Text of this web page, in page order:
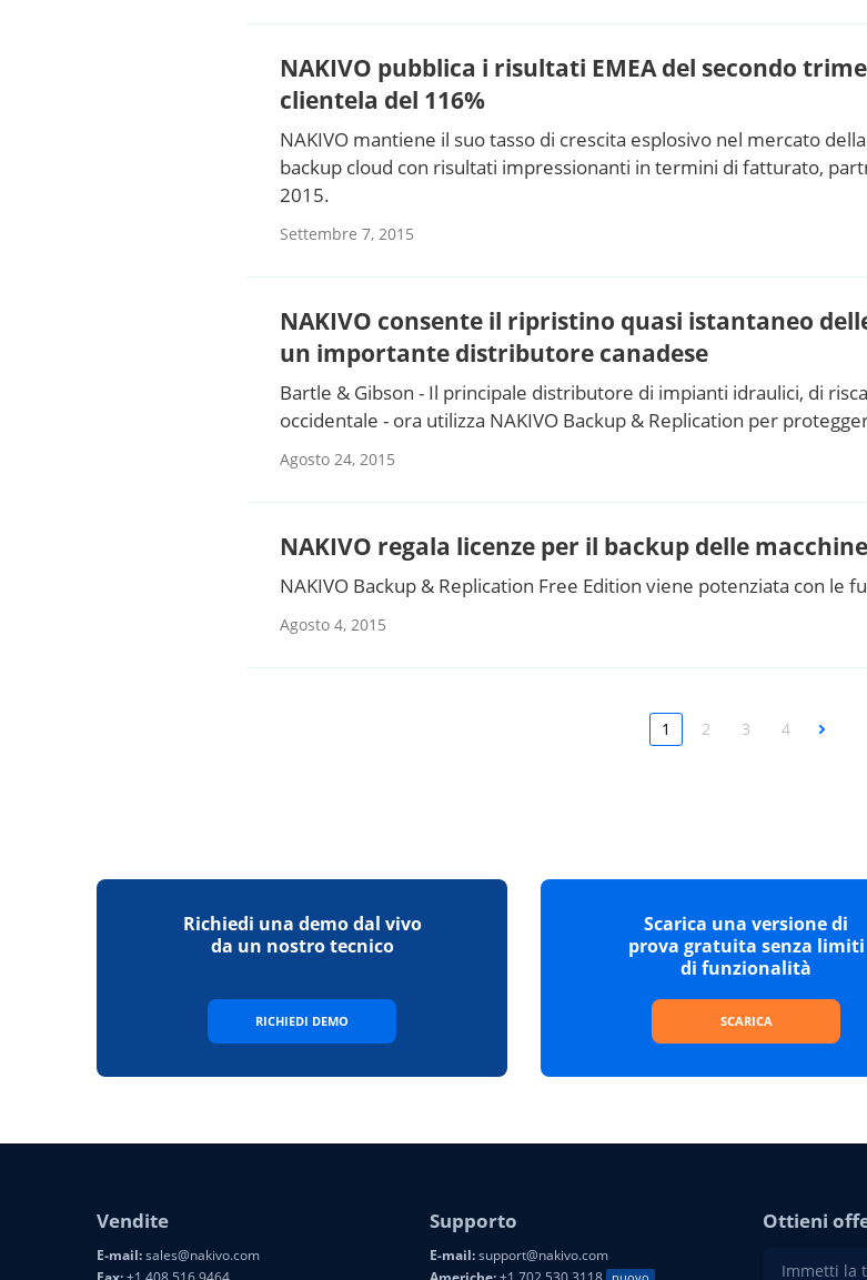
NAKIVO pubblica i risultati EMEA del secondo
clientela del 116%
NAKIVO mantiene il suo tasso di crescita esplosivo nel mercato
backup cloud con risultati impressionanti in termini di fatturato,
2015.
Settembre 7, 2015
NAKIVO consente il ripristino quasi istantaneo
un importante distributore canadese
Bartle & Gibson - Il principale distributore di impianti idraulici, di
occidentale - ora utilizza NAKIVO Backup & Replication per
Agosto 24, 2015
NAKIVO regala licenze per il backup delle
NAKIVO Backup & Replication Free Edition viene potenziata con le
Agosto 4, 2015
1 2 3 4 Next
Richiedi una demo dal vivo
da un nostro tecnico
RICHIEDI DEMO
Scarica una versione di
prova gratuita senza limiti
di funzionalità
SCARICA
Vendite
E-mail:sales@nakivo.com
Supporto
E-mail:support@nakivo.com
Ottieni